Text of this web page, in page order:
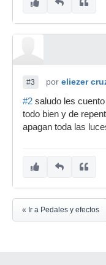
#3 por eliezer
#2 saludo les
todo bien y de
apagan toda las
« Ir a Pedales y efectos